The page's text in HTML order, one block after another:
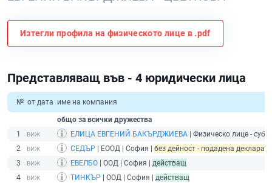
Изтегли профила на физическото лице в .pdf
Представляващ във - 4 юридически лица
№ от дата име на компания
общо за всички дружества
1
ЕЛИЦА ЕВГЕНИЙ БАКЪРДЖИЕВА | Физическо лице -
2
СЕДЪР | ЕООД | София | без дейност - подадена
3
ЕВЕЛБО | ООД | София | действащ
4
ТИНКЪР | ООД | София | действащ